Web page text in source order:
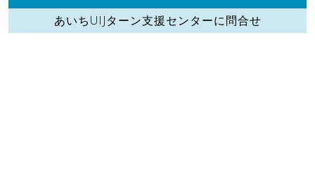
あいちUIJターン支援センターに問合せ